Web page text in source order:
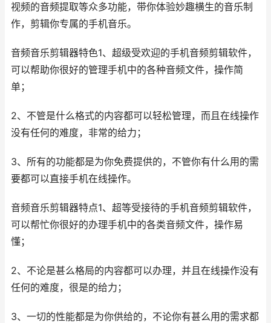
视频的音频提取等众多功能，带你体验妙趣横生的音乐制
作，剪辑你专属的手机音乐。
音频音乐剪辑器特色1、超级受欢迎的手机音频剪辑软件，
可以帮助你很好的管理手机中的各种音频文件，操作简
单；
2、不管是什么格式的内容都可以轻松管理，而且在线操作
没有任何的难度，非常的给力；
3、所有的功能都是为你免费提供的，不管你有什么用的需
要都可以直接手机在线操作。
音频音乐剪辑器特点1、超等受接待的手机音频剪辑软件，
可以帮忙你很好的办理手机中的各类音频文件，操作易
懂；
2、不论是甚么格局的内容都可以办理，并且在线操作没有
任何的难度，很是的给力；
3、一切的性能都是为你供给的，不论你有甚么用的需求都